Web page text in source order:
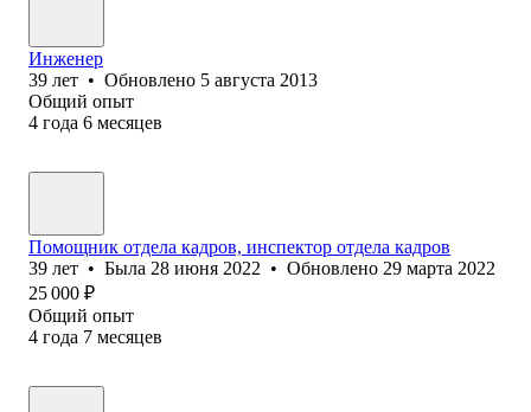
Инженер
39 лет • Обновлено 5 августа 2013
Общий опыт
4 года 6 месяцев
Помощник отдела кадров, инспектор отдела кадров
39 лет • Была 28 июня 2022 • Обновлено 29 марта 2022
25 000 ₽
Общий опыт
4 года 7 месяцев